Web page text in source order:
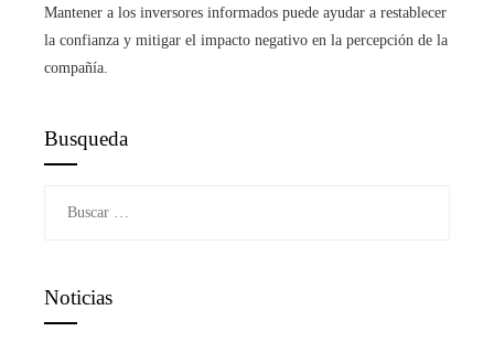
Mantener a los inversores informados puede ayudar a restablecer
la confianza y mitigar el impacto negativo en la percepción de la
compañía.
Busqueda
Noticias